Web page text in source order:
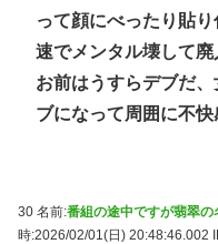
って顔にべったり貼
速でメンタル壊して
お前はうすらデブだ
ブになって周囲に不
30 名前:番組の途中ですが翡翠
時:2026/02/01(日) 20:48:46.002